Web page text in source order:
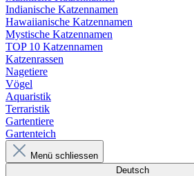
Indianische Katzennamen
Hawaiianische Katzennamen
Mystische Katzennamen
TOP 10 Katzennamen
Katzenrassen
Nagetiere
Vögel
Aquaristik
Terraristik
Gartentiere
Gartenteich
Menü schliessen
Deutsch